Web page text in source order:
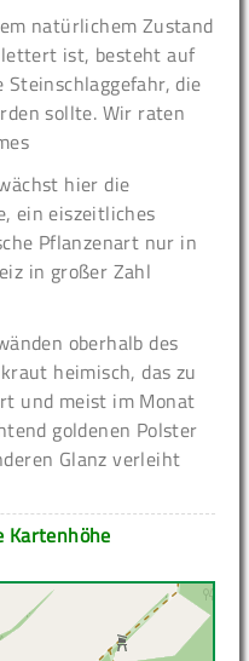
natürlichem Zustand
ist, besteht auf
Steinschlaggefahr, die
sollte. Wir raten
hier die
ein eiszeitliches
Pflanzenart nur in
in großer Zahl
oberhalb des
heimisch, das zu
und meist im Monat
goldenen Polster
Glanz verleiht
Kartenhöhe